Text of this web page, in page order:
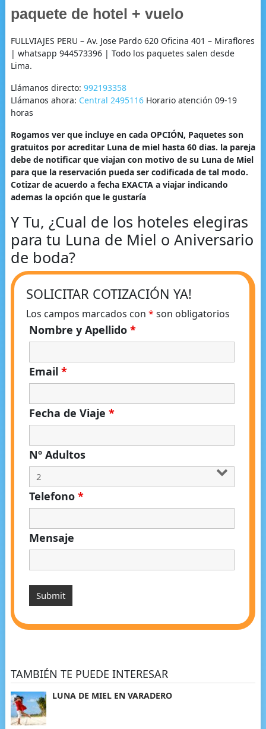
paquete de hotel + vuelo
FULLVIAJES PERU – Av. Jose Pardo 620 Oficina 401 – Miraflores
| whatsapp 944573396 | Todo los paquetes salen desde
Lima.
Llámanos directo: 992193358
Llámanos ahora: Central 2495116Horario atención 09-19
horas
Rogamos ver que incluye en cada OPCIÓN, Paquetes son
gratuitos por acreditar Luna de miel hasta 60 dias. la pareja
debe de notificar que viajan con motivo de su Luna de Miel
para que la reservación pueda ser codificada de tal modo.
Cotizar de acuerdo a fecha EXACTA a viajar indicando
ademas la opción que le gustaría
Y Tu, ¿Cual de los hoteles elegiras
para tu Luna de Miel o Aniversario
de boda?
SOLICITAR COTIZACIÓN YA!
Los campos marcados con * son obligatorios
Nombre y Apellido *
Email *
Fecha de Viaje *
Nº Adultos
Telefono *
Mensaje
TAMBIÉN TE PUEDE INTERESAR
LUNA DE MIEL EN VARADERO